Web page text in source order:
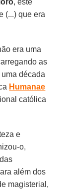
(...) que era
era uma
as
década
Humanae
católica
e
o,
além dos
magisterial,